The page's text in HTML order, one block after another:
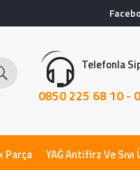
Telefonla
0850 225 68 10 -
Parça YAĞ Antifirz Ve